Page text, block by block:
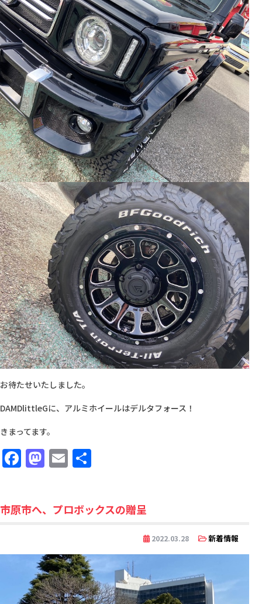
お待たせいたしました。
DAMDlittleGに、アルミホイールはデルタフォース！
きまってます。
Facebook
Mastodon
Email
市原市へ、プロボックスの贈呈
2022.03.28 新着情報